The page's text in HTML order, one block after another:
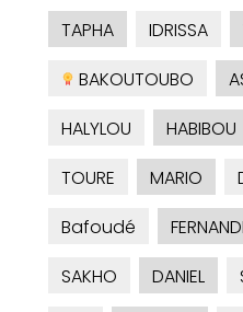
TAPHA
IDRISSA
BAKOUTOUBO
HALYLOU
HABIBOU
TOURE
MARIO
Bafoudé
SAKHO
DANIEL